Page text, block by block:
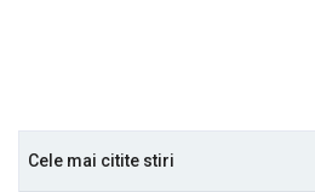
Cele mai citite stiri